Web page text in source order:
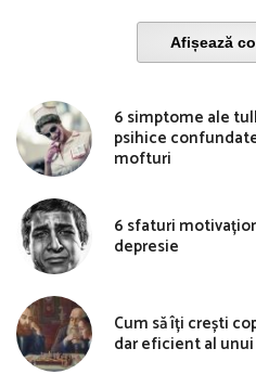
Afișează
6 simptome ale
psihice
mofturi
6 sfaturi
depresie
Cum să îți crești
dar eficient al